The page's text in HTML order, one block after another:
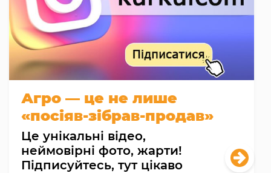
Агро — це не лише
«посіяв-зібрав-продав»
Це унікальні відео,
неймовірні фото, жарти!
Підписуйтесь, тут цікаво